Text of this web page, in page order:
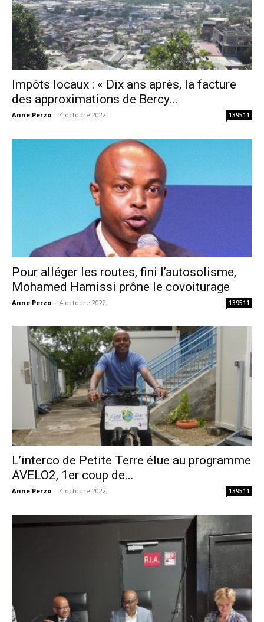
Impôts locaux : « Dix ans après, la facture
des approximations de Bercy...
Anne Perzo - 4 octobre 2022 139511
Pour alléger les routes, fini l’autosolisme,
Mohamed Hamissi prône le covoiturage
Anne Perzo - 4 octobre 2022 139511
L’interco de Petite Terre élue au programme
AVELO2, 1er coup de...
Anne Perzo - 4 octobre 2022 139511